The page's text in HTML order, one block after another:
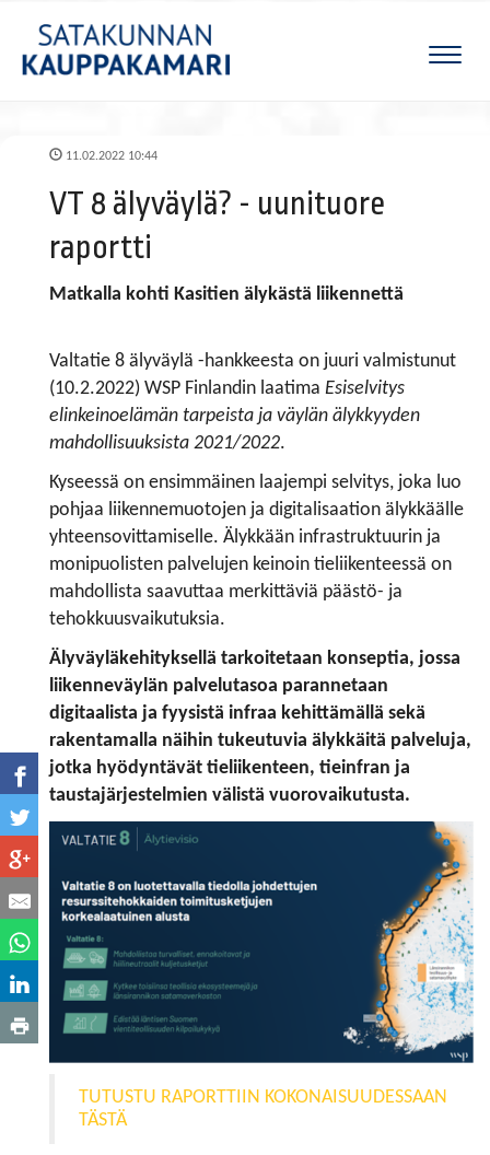
11.02.2022 10:44
VT 8 älyväylä? - uunituore
raportti
Matkalla kohti Kasitien älykästä liikennettä
Valtatie 8 älyväylä -hankkeesta on juuri valmistunut
(10.2.2022) WSP Finlandin laatima Esiselvitys
elinkeinoelämän tarpeista ja väylän älykkyyden
mahdollisuuksista 2021/2022.
Kyseessä on ensimmäinen laajempi selvitys, joka luo
pohjaa liikennemuotojen ja digitalisaation älykkäälle
yhteensovittamiselle. Älykkään infrastruktuurin ja
monipuolisten palvelujen keinoin tieliikenteessä on
mahdollista saavuttaa merkittäviä päästö- ja
tehokkuusvaikutuksia.
Älyväyläkehityksellä tarkoitetaan konseptia, jossa
liikenneväylän palvelutasoa parannetaan
digitaalista ja fyysistä infraa kehittämällä sekä
rakentamalla näihin tukeutuvia älykkäitä palveluja,
jotka hyödyntävät tieliikenteen, tieinfran ja
taustajärjestelmien välistä vuorovaikutusta.
TUTUSTU RAPORTTIIN KOKONAISUUDESSAAN
TÄSTÄ